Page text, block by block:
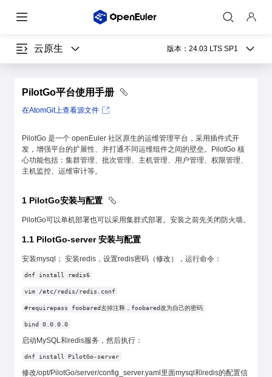
云原生 版本： 24.03 LTS SP1
PilotGo平台使用手册
在AtomGit上查看源文件
PilotGo 是一个 openEuler 社区原生的运维管理平台，采用插件式开
发，增强平台的扩展性、并打通不同运维组件之间的壁垒。PilotGo 核
心功能包括：集群管理、批次管理、主机管理、用户管理、权限管理、
主机监控、运维审计等。
1 PilotGo安装与配置
PilotGo可以单机部署也可以采用集群式部署。安装之前先关闭防火墙。
1.1 PilotGo-server 安装与配置
安装mysql； 安装redis，设置redis密码（修改），运行命令：
dnf install redis6
vim /etc/redis/redis.conf
#requirepass foobared去掉注释，foobared改为自己的密码
bind 0.0.0.0
启动MySQL和redis服务，然后执行：
dnf install PilotGo-server
修改/opt/PilotGo/server/config_server.yaml里面mysql和redis的配置信